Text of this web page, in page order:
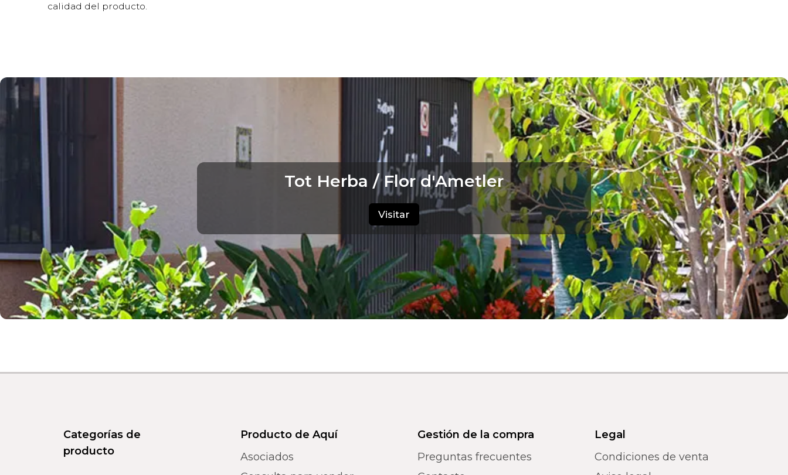
calidad del producto.
Tot Herba / Flor d'Ametler
Visitar
Categorías de
producto
Producto de Aquí
Asociados
Gestión de la compra
Preguntas frecuentes
Legal
Condiciones de venta